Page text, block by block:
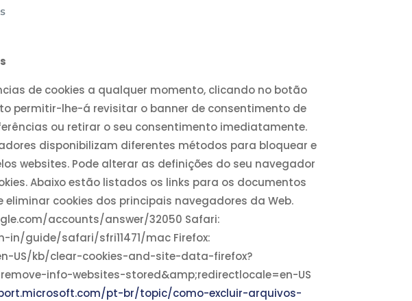
de cookies a qualquer momento, clicando no botão
permitir-lhe-á revisitar o banner de consentimento de
ou retirar o seu consentimento imediatamente.
disponibilizam diferentes métodos para bloquear e
websites. Pode alterar as definições do seu navegador
Abaixo estão listados os links para os documentos
eliminar cookies dos principais navegadores da Web.
accounts/answer/32050 Safari:
guide/safari/sfri11471/mac Firefox:
US/kb/clear-cookies-and-site-data-firefox?
info-websites-stored&amp;redirectlocale=en-US
pt-br/topic/como-excluir-arquivos-